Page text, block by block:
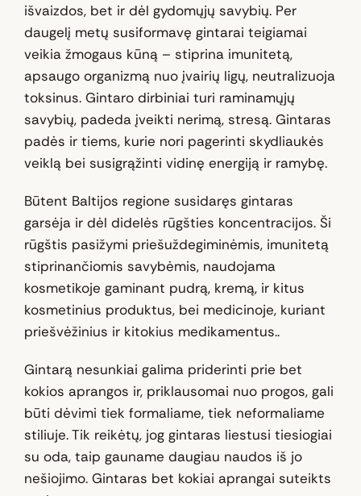
išvaizdos, bet ir dėl gydomųjų savybių. Per
daugelį metų susiformavę gintarai teigiamai
veikia žmogaus kūną – stiprina imunitetą,
apsaugo organizmą nuo įvairių ligų, neutralizuoja
toksinus. Gintaro dirbiniai turi raminamųjų
savybių, padeda įveikti nerimą, stresą. Gintaras
padės ir tiems, kurie nori pagerinti skydliaukės
veiklą bei susigrąžinti vidinę energiją ir ramybę.
Būtent Baltijos regione susidaręs gintaras
garsėja ir dėl didelės rūgšties koncentracijos. Ši
rūgštis pasižymi priešuždegiminėmis, imunitetą
stiprinančiomis savybėmis, naudojama
kosmetikoje gaminant pudrą, kremą, ir kitus
kosmetinius produktus, bei medicinoje, kuriant
priešvėžinius ir kitokius medikamentus..
Gintarą nesunkiai galima priderinti prie bet
kokios aprangos ir, priklausomai nuo progos, gali
būti dėvimi tiek formaliame, tiek neformaliame
stiliuje. Tik reikėtų, jog gintaras liestusi tiesiogiai
su oda, taip gauname daugiau naudos iš jo
nešiojimo. Gintaras bet kokiai aprangai suteikts